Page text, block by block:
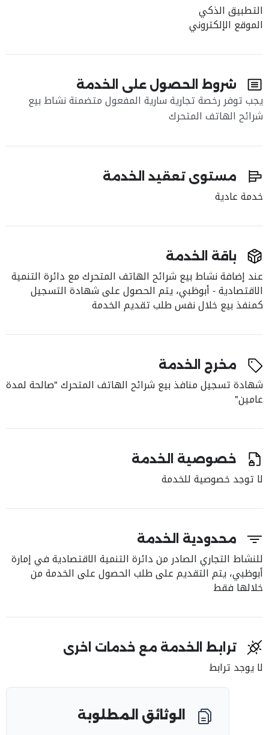
التطبيق الذكي
الموقع الإلكتروني
شروط الحصول على الخدمة
يجب توفر رخصة تجارية سارية المفعول متضمنة نشاط بيع
شرائح الهاتف المتحرك
مستوى تعقيد الخدمة
خدمة عادية
باقة الخدمة
عند إضافة نشاط بيع شرائح الهاتف المتحرك مع دائرة التنمية
الاقتصادية - أبوظبي، يتم الحصول على شهادة التسجيل
كمنفذ بيع خلال نفس طلب تقديم الخدمة
مخرج الخدمة
شهادة تسجيل منافذ بيع شرائح الهاتف المتحرك "صالحة لمدة
عامين"
خصوصية الخدمة
لا توجد خصوصية للخدمة
محدودية الخدمة
للنشاط التجاري الصادر من دائرة التنمية الاقتصادية في إمارة
أبوظبي، يتم التقديم على طلب الحصول على الخدمة من
خلالها فقط
ترابط الخدمة مع خدمات اخرى
لا يوجد ترابط
الوثائق المطلوبة